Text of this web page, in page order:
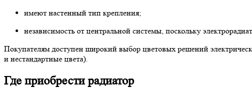
имеют настенный тип крепления;
независимость от центральной системы, поскольку
Покупателям доступен широкий выбор цветовых решений
и нестандартные цвета).
Где приобрести радиатор